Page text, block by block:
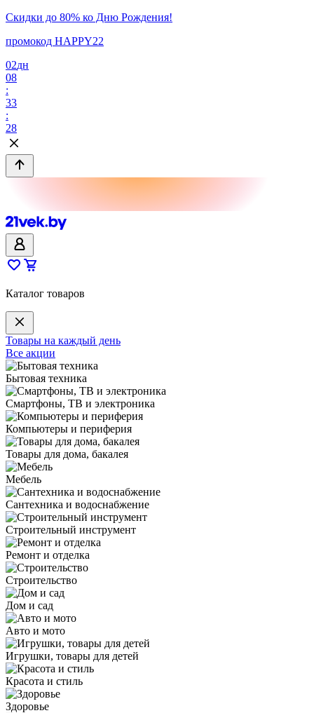
Скидки до 80% ко Дню Рождения!
промокод HAPPY22
02дн
08
:
33
:
28
Каталог товаров
Товары на каждый день
Все акции
Бытовая техника
Смартфоны, ТВ и электроника
Компьютеры и периферия
Товары для дома, бакалея
Мебель
Сантехника и водоснабжение
Строительный инструмент
Ремонт и отделка
Строительство
Дом и сад
Авто и мото
Игрушки, товары для детей
Красота и стиль
Здоровье